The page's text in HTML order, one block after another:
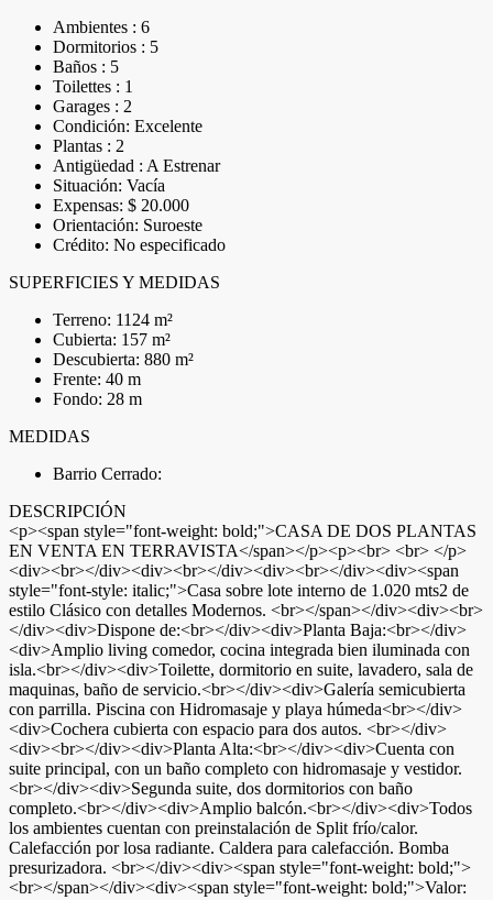
Ambientes : 6
Dormitorios : 5
Baños : 5
Toilettes : 1
Garages : 2
Condición: Excelente
Plantas : 2
Antigüedad : A Estrenar
Situación: Vacía
Expensas: $ 20.000
Orientación: Suroeste
Crédito: No especificado
SUPERFICIES Y MEDIDAS
Terreno: 1124 m²
Cubierta: 157 m²
Descubierta: 880 m²
Frente: 40 m
Fondo: 28 m
MEDIDAS
Barrio Cerrado:
DESCRIPCIÓN
<p><span style="font-weight: bold;">CASA DE DOS PLANTAS
EN VENTA EN TERRAVISTA</span></p><p><br> <br> </p>
<div><br></div><div><br></div><div><br></div><div><span
style="font-style: italic;">Casa sobre lote interno de 1.020 mts2 de
estilo Clásico con detalles Modernos. <br></span></div><div><br>
</div><div>Dispone de:<br></div><div>Planta Baja:<br></div>
<div>Amplio living comedor, cocina integrada bien iluminada con
isla.<br></div><div>Toilette, dormitorio en suite, lavadero, sala de
maquinas, baño de servicio.<br></div><div>Galería semicubierta
con parrilla. Piscina con Hidromasaje y playa húmeda<br></div>
<div>Cochera cubierta con espacio para dos autos. <br></div>
<div><br></div><div>Planta Alta:<br></div><div>Cuenta con
suite principal, con un baño completo con hidromasaje y vestidor.
<br></div><div>Segunda suite, dos dormitorios con baño
completo.<br></div><div>Amplio balcón.<br></div><div>Todos
los ambientes cuentan con preinstalación de Split frío/calor.
Calefacción por losa radiante. Caldera para calefacción. Bomba
presurizadora. <br></div><div><span style="font-weight: bold;">
<br></span></div><div><span style="font-weight: bold;">Valor: